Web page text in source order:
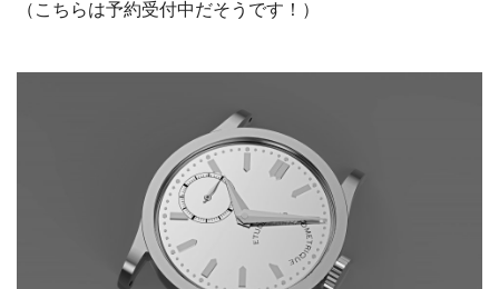
（こちらは予約受付中だそうです！）